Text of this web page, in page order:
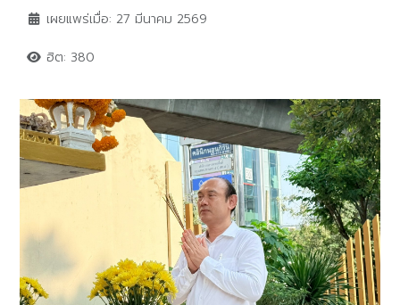
เผยแพร่เมื่อ: 27 มีนาคม 2569
ฮิต: 380